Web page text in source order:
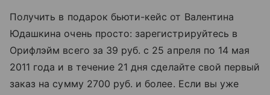
Получить в подарок бьюти-кейс от Валентина
Юдашкина очень просто: зарегистрируйтесь в
Орифлэйм всего за 39 руб. с 25 апреля по 14 мая
2011 года и в течение 21 дня сделайте свой первый
заказ на сумму 2700 руб. и более. Если вы уже